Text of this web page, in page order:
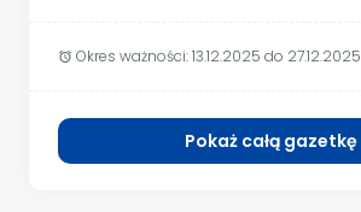
alarm Okres ważności:13.12.2025 do 27.12.2025
Pokaż całą gazetkę